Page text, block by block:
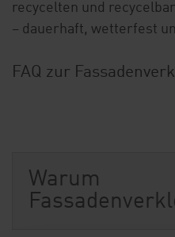
recycelten und
– dauerhaft, wetterfest
FAQ zur
Warum